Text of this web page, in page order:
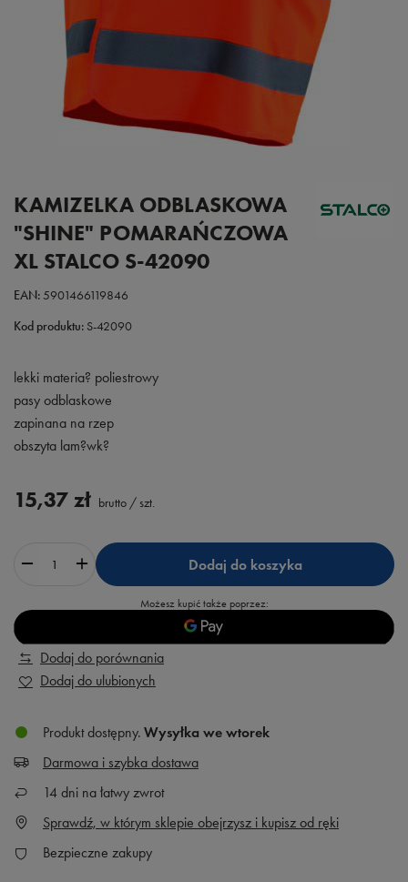
KAMIZELKA ODBLASKOWA
"SHINE" POMARAŃCZOWA
XL STALCO S-42090
EAN:5901466119846
Kod produktu: S-42090
lekki materia? poliestrowy
pasy odblaskowe
zapinana na rzep
obszyta lam?wk?
15,37 zł brutto / szt.
Dodaj do koszyka
Możesz kupić także poprzez:
Dodaj do porównania
Dodaj do ulubionych
Produkt dostępny Wysyłka we wtorek
Darmowa i szybka dostawa
14 dni na łatwy zwrot
Sprawdź, w którym sklepie obejrzysz i kupisz od ręki
Bezpieczne zakupy